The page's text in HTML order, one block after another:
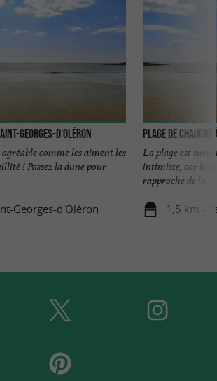
Georges-D'oléron
comme les aiment les
! Passez la dune pour
Georges-d'Oléron
Plage de
La plage est
intimiste, car loin
rapproche de la ...
1,5 km -